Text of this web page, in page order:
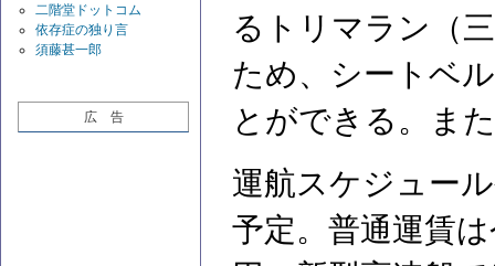
二階堂ドットコム
依存症の独り言
須藤甚一郎
広 告
るトリマラン（
ため、シートベ
とができる。ま
運航スケジュー
予定。普通運賃